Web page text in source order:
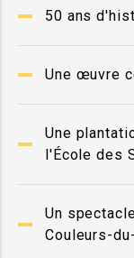
50 ans
Une œuvre
Une
l'École des
Un
Couleurs-